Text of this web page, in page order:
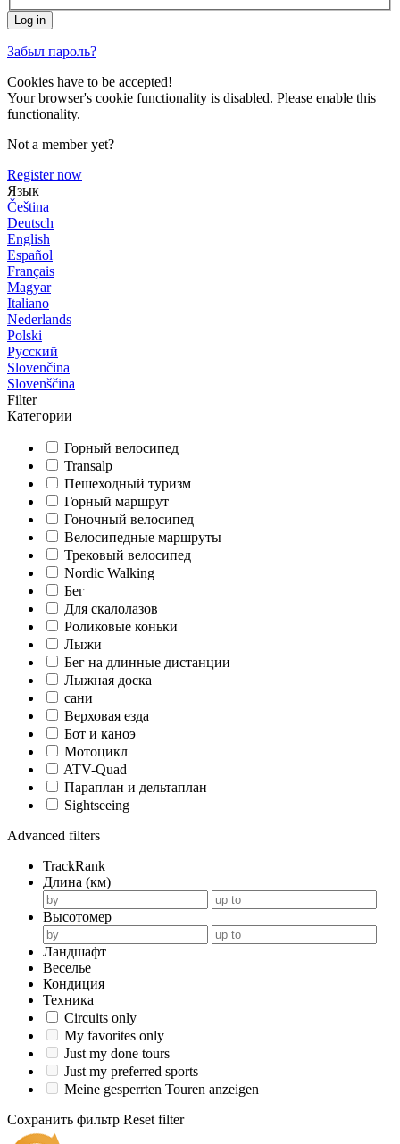
Забыл пароль?
Cookies have to be accepted!
Your browser's cookie functionality is disabled. Please enable this
functionality.
Not a member yet?
Register now
Язык
Čeština
Deutsch
English
Español
Français
Magyar
Italiano
Nederlands
Polski
Русский
Slovenčina
Slovenščina
Filter
Категории
Горный велосипед
Transalp
Пешеходный туризм
Горный маршрут
Гоночный велосипед
Велосипедные маршруты
Трековый велосипед
Nordic Walking
Бег
Для скалолазов
Роликовые коньки
Лыжи
Бег на длинные дистанции
Лыжная доска
сани
Верховая езда
Бот и каноэ
Мотоцикл
ATV-Quad
Параплан и дельтаплан
Sightseeing
Advanced filters
TrackRank
Длина (км)
Высотомер
Ландшафт
Веселье
Кондиция
Техника
Circuits only
My favorites only
Just my done tours
Just my preferred sports
Meine gesperrten Touren anzeigen
Сохранить фильтр Reset filter